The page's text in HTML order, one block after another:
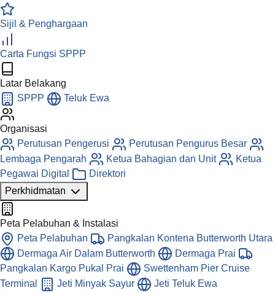
Sijil & Penghargaan
Carta Fungsi SPPP
Latar Belakang
SPPP
Teluk Ewa
Organisasi
Perutusan Pengerusi
Perutusan Pengurus Besar
Lembaga Pengarah
Ketua Bahagian dan Unit
Ketua
Pegawai Digital
Direktori
Perkhidmatan
Peta Pelabuhan & Instalasi
Peta Pelabuhan
Pangkalan Kontena Butterworth Utara
Dermaga Air Dalam Butterworth
Dermaga Prai
Pangkalan Kargo Pukal Prai
Swettenham Pier Cruise
Terminal
Jeti Minyak Sayur Jeti Teluk Ewa